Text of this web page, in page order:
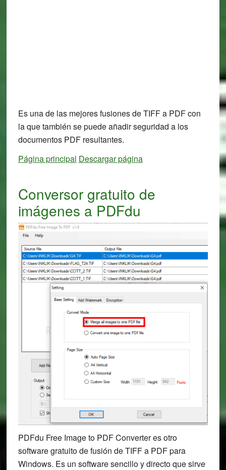
Es una de las mejores fusiones de TIFF a PDF con
la que también se puede añadir seguridad a los
documentos PDF resultantes.
Página principal Descargar página
Conversor gratuito de
imágenes a PDFdu
PDFdu Free Image to PDF Converter es otro
software gratuito de fusión de TIFF a PDF para
Windows. Es un software sencillo y directo que sirve